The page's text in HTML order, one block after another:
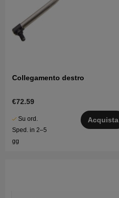
Collegamento destro
€72.59
Su ord.
Sped. in 2–5
gg
Acquista